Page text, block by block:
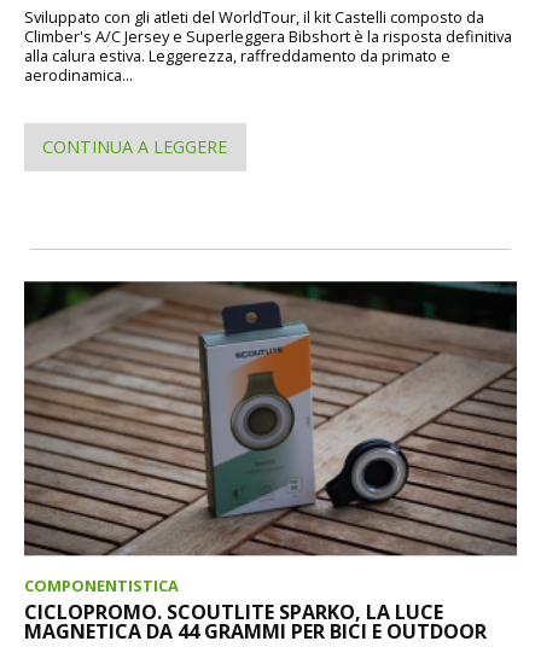
Sviluppato con gli atleti del WorldTour, il kit Castelli composto da
Climber's A/C Jersey e Superleggera Bibshort è la risposta definitiva
alla calura estiva. Leggerezza, raffreddamento da primato e
aerodinamica...
CONTINUA A LEGGERE
COMPONENTISTICA
CICLOPROMO. SCOUTLITE SPARKO, LA LUCE
MAGNETICA DA 44 GRAMMI PER BICI E OUTDOOR